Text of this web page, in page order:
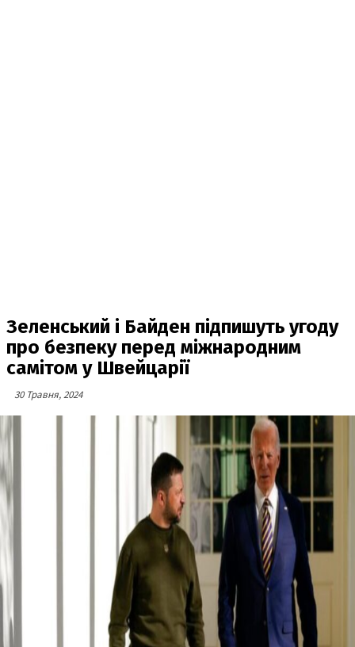
Зеленський і Байден підпишуть угоду
про безпеку перед міжнародним
самітом у Швейцарії
30 Травня, 2024